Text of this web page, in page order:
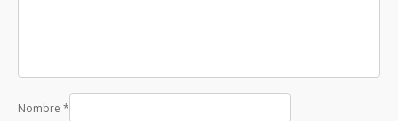
Nombre *